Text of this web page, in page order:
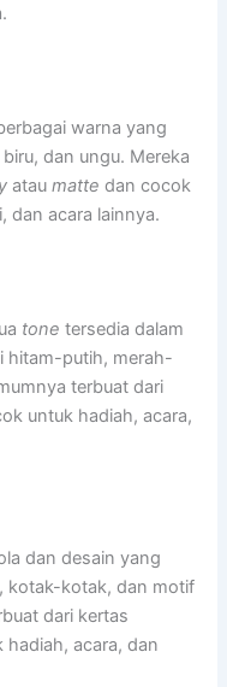
warna yang
dan ungu. Mereka
ataumatte dan cocok
dan acara lainnya.
tone tersedia dalam
hitam-putih, merah-
terbuat dari
untuk hadiah, acara,
dan desain yang
kotak-kotak, dan motif
dari kertas
acara, dan